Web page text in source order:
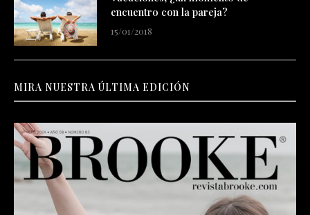
encuentro con la pareja?
15/01/2018
MIRA NUESTRA ÚLTIMA EDICIÓN